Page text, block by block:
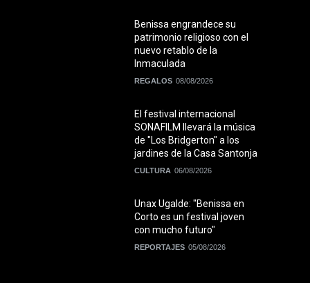
Benissa engrandece su
patrimonio religioso con el
nuevo retablo de la
Inmaculada
REGALOS 08/08/2026
El festival internacional
SONAFILM llevará la música
de "Los Bridgerton" a los
jardines de la Casa Santonja
CULTURA 06/08/2026
Unax Ugalde: "Benissa en
Corto es un festival joven
con mucho futuro"
REPORTAJES 05/08/2026